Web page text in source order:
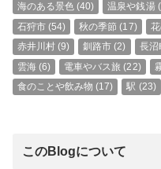
海のある景色(40) 温泉や銭湯
石狩市(54) 秋の季節 (17)
赤井川村(9) 釧路市 (2) 長沼
雲海(6) 電車やバス旅 (22)
食のことや飲み物 (17) 駅 (23)
このBlogについて